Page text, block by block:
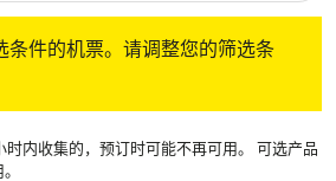
条件的机票。请调整您的筛选条
内收集的，预订时可能不再可用。 可选产品